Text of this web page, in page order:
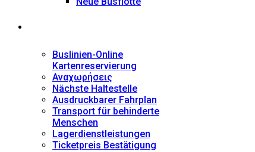
Buslinien-Online
Kartenreservierung
Αναχωρήσεις
Nächste Haltestelle
Αusdruckbarer Fahrplan
Transport für behinderte
Menschen
Lagerdienstleistungen
Ticketpreis Bestätigung